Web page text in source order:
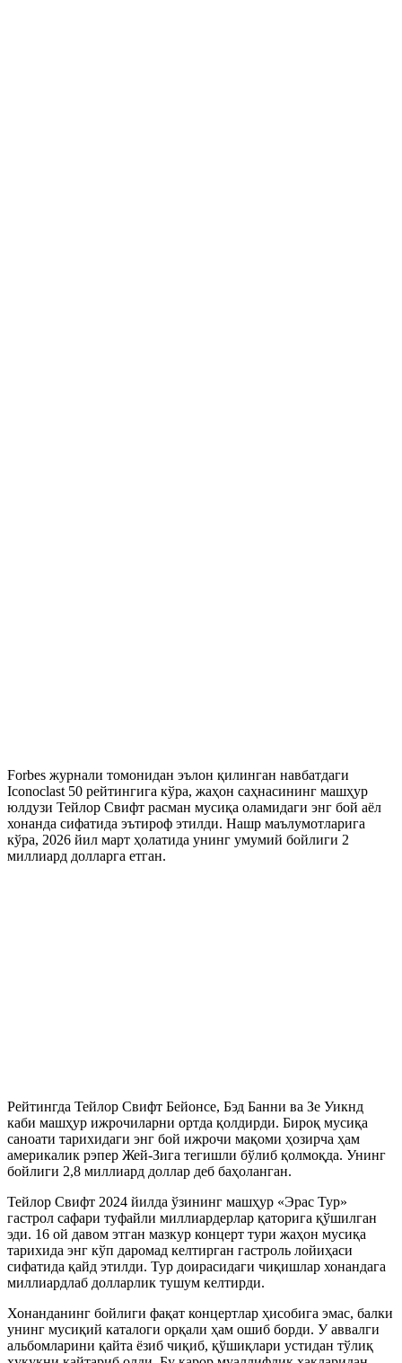
Forbes журнали томонидан эълон қилинган навбатдаги
Iconoclast 50 рейтингига кўра, жаҳон саҳнасининг машҳур
юлдузи Тейлор Свифт расман мусиқа оламидаги энг бой аёл
хонанда сифатида эътироф этилди. Нашр маълумотларига
кўра, 2026 йил март ҳолатида унинг умумий бойлиги 2
миллиард долларга етган.
Рейтингда Тейлор Свифт Бейонсе, Бэд Банни ва Зе Уикнд
каби машҳур ижрочиларни ортда қолдирди. Бироқ мусиқа
саноати тарихидаги энг бой ижрочи мақоми ҳозирча ҳам
америкалик рэпер Жей-Зига тегишли бўлиб қолмоқда. Унинг
бойлиги 2,8 миллиард доллар деб баҳоланган.
Тейлор Свифт 2024 йилда ўзининг машҳур «Эрас Тур»
гастрол сафари туфайли миллиардерлар қаторига қўшилган
эди. 16 ой давом этган мазкур концерт тури жаҳон мусиқа
тарихида энг кўп даромад келтирган гастроль лойиҳаси
сифатида қайд этилди. Тур доирасидаги чиқишлар хонандага
миллиардлаб долларлик тушум келтирди.
Хонанданинг бойлиги фақат концертлар ҳисобига эмас, балки
унинг мусиқий каталоги орқали ҳам ошиб борди. У аввалги
альбомларини қайта ёзиб чиқиб, қўшиқлари устидан тўлиқ